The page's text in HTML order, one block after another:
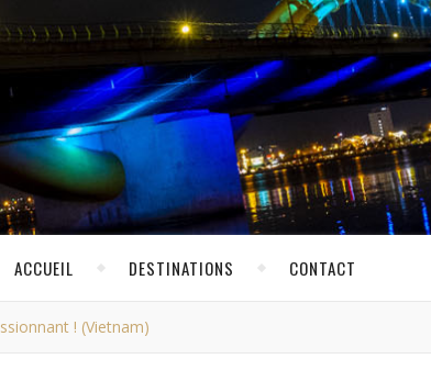
ACCUEIL DESTINATIONS CONTACT
! (Vietnam)